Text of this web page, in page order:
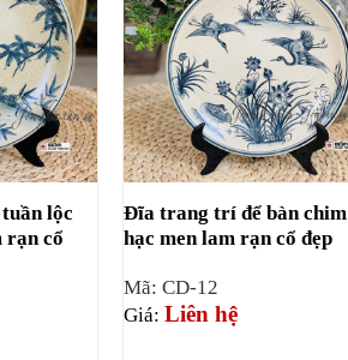
lộc
rạn cổ
Đĩa trang trí để bàn chim
hạc men lam rạn cổ đẹp
Mã: CD-12
Giá: Liên hệ